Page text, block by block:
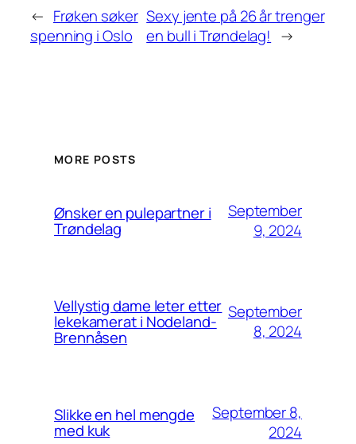
← Frøken søker
spenning i Oslo
Sexy jente på 26 år trenger
en bull i Trøndelag! →
MORE POSTS
Ønsker en pulepartner i
Trøndelag
September
9, 2024
Vellystig dame leter etter
lekekamerat i Nodeland-
Brennåsen
September
8, 2024
Slikke en hel mengde
med kuk
September 8,
2024